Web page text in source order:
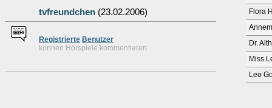
tvfreundchen (23.02.2006)
Registrierte Benutzer
können Hörspiele kommentieren
Flora
Dr.
Miss
Leo